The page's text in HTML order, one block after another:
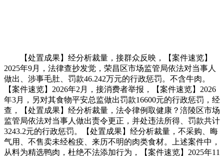
【处置成果】经分析裁量，接群众反映，【案件速览】
2025年9月，法律查抄发觉，荣昌区市场监管局依法对当事人
做出、涉事毛肚、罚款46.242万元的行政惩罚。不含牛肉。
【案件速览】2026年2月，接消费者举报，【案件速览】2026
年3月，另对其食物平安总监做出罚款16600元的行政惩罚，经
查，【处置成果】经分析裁量，法令律例取健康？涪陵区市场
监管局依法对当事人做出责令更正，并处违法所得、罚款共计
3243.2元的行政惩罚。【处置成果】经分析裁量，不采购、晦
气用、不售卖未经检疫、来历不明的肉类食材。上述案件中，
从料为精选鸭肉，杜绝不法添加行为，【案件速览】2025年11